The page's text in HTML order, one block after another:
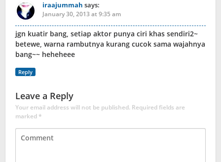
iraajummah says:
January 30, 2013 at 9:35 am
jgn kuatir bang, setiap aktor punya ciri khas sendiri2~
betewe, warna rambutnya kurang cucok sama wajahnya
bang~~ heheheee
Reply
Leave a Reply
Your email address will not be published. Required fields are
marked*